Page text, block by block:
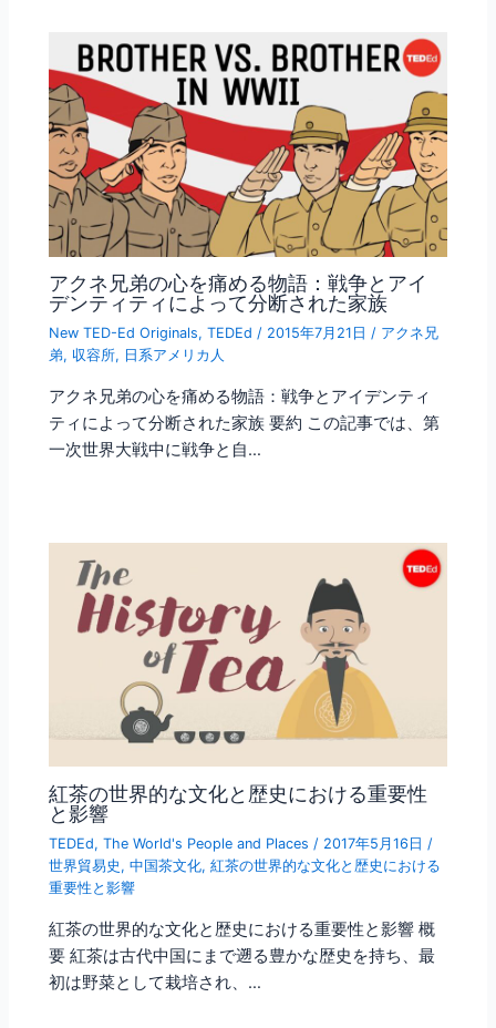
アクネ兄弟の心を痛める物語：戦争とアイ
デンティティによって分断された家族
New TED-Ed Originals,TEDEd / 2015年7月21日/ アクネ兄
弟, 収容所, 日系アメリカ人
アクネ兄弟の心を痛める物語：戦争とアイデンティ
ティによって分断された家族 要約 この記事では、第
一次世界大戦中に戦争と自…
紅茶の世界的な文化と歴史における重要性
と影響
TEDEd,The World's People and Places / 2017年5月16日 /
世界貿易史 ,中国茶文化,紅茶の世界的な文化と歴史における
重要性と影響
紅茶の世界的な文化と歴史における重要性と影響 概
要 紅茶は古代中国にまで遡る豊かな歴史を持ち、最
初は野菜として栽培され、…